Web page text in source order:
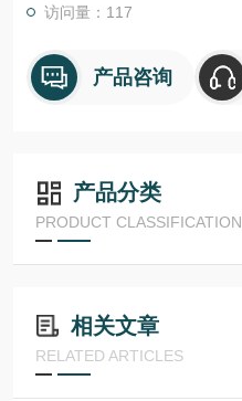
访问量：117
产品咨询
产品分类
PRODUCT CLASSIFICATION
相关文章
RELATED ARTICLES